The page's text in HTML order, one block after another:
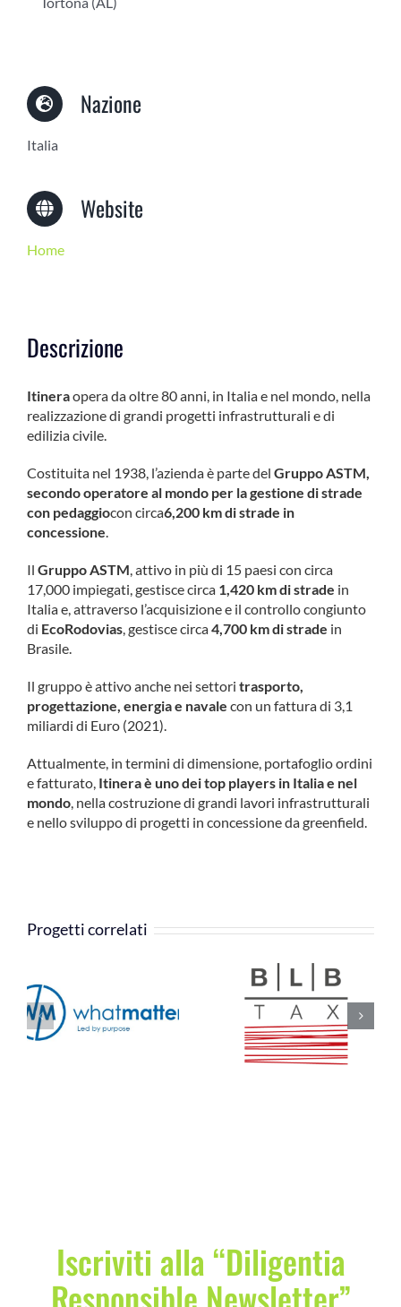
Nazione
Italia
Website
Home
Descrizione
Itineraopera da oltre 80 anni, in Italia e nel mondo, nella
realizzazione di grandi progetti infrastrutturali e di
edilizia civile.
Costituita nel 1938, l’azienda è parte del Gruppo ASTM,
secondo operatore al mondo per la gestione di strade
con pedaggiocon circa6,200 km di strade in
concessione.
Il Gruppo ASTM, attivo in più di 15 paesi con circa
17,000 impiegati, gestisce circa 1,420 km di strade in
Italia e, attraverso l’acquisizione e il controllo congiunto
di EcoRodovias, gestisce circa4,700 km di strade in
Brasile.
Il gruppo è attivo anche nei settori trasporto,
progettazione, energia e navale con un fattura di 3,1
miliardi di Euro (2021).
Attualmente, in termini di dimensione, portafoglio ordini
e fatturato, Itinera è uno dei top players in Italia e nel
mondo, nella costruzione di grandi lavori infrastrutturali
e nello sviluppo di progetti in concessione da greenfield.
Progetti correlati
BLB Studio
Associato
SIMURG
Consulenze e
Servizi snc
Iscriviti alla “Diligentia